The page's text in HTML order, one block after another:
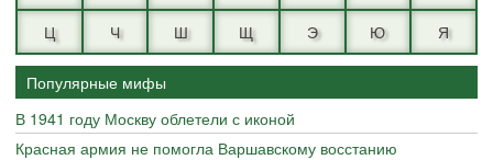
Ц
Ч Ш Щ Э Ю Я
Популярные мифы
В 1941 году Москву облетели с иконой
Красная армия не помогла Варшавскому восстанию